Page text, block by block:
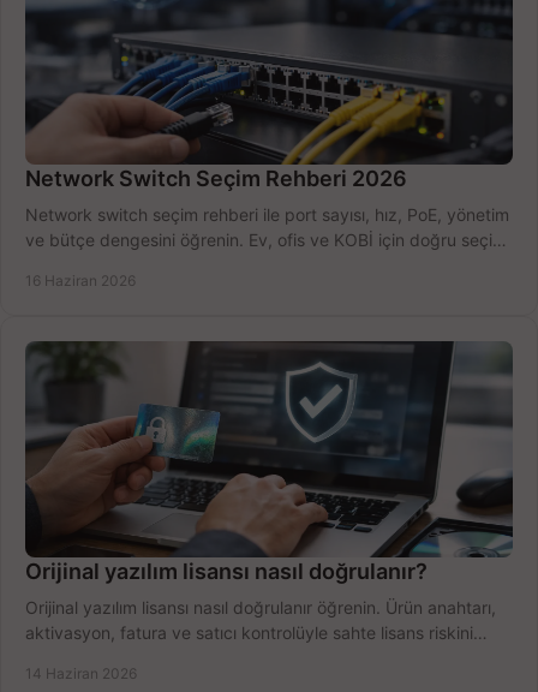
Network Switch Seçim Rehberi 2026
Network switch seçim rehberi ile port sayısı, hız, PoE, yönetim
ve bütçe dengesini öğrenin. Ev, ofis ve KOBİ için doğru seçimi
16 Haziran 2026
Orijinal yazılım lisansı nasıl doğrulanır?
Orijinal yazılım lisansı nasıl doğrulanır öğrenin. Ürün anahtarı,
aktivasyon, fatura ve satıcı kontrolüyle sahte lisans riskini
14 Haziran 2026